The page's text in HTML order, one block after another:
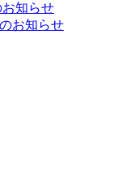
知らせ
お知らせ